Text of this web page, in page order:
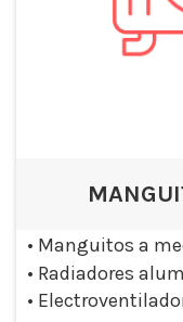
• Manguitos a
• Radiadores
•